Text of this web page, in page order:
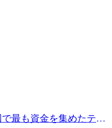
最も資金を集めたテク